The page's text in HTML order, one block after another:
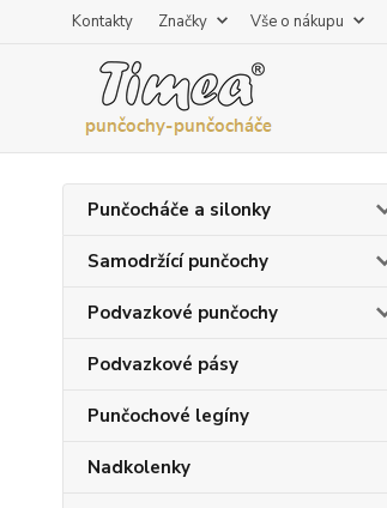
Kontakty Značky Vše o nákupu
Punčocháče a silonky
Samodržící punčochy
Podvazkové punčochy
Podvazkové pásy
Punčochové legíny
Nadkolenky